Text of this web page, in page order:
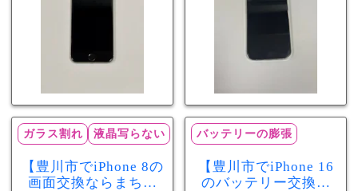
ガラス割れ 液晶写らない
【豊川市でiPhone 8の
画面交換ならまちス
バッテリーの膨張
【豊川市でiPhone 16
のバッテリー交換な